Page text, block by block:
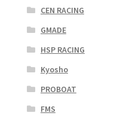
CEN RACING
GMADE
HSP RACING
Kyosho
PROBOAT
FMS